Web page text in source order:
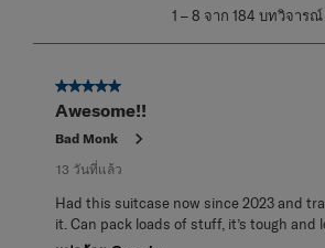
8
184
วิจารณ์
1 – 8 จาก 184 บทวิจารณ์
5 จาก 5 ดาว
Awesome!!
Bad Monk
13 วันที่แล้ว
Had this suitcase now since 2023 and
it. Can pack loads of stuff, it’s tough and